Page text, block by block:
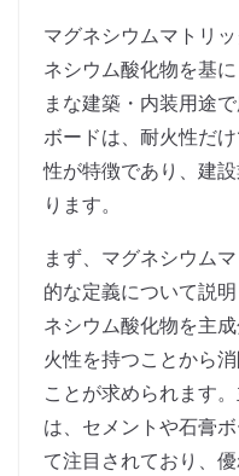
マグネシウムマトリ
ネシウム酸化物を基
まな建築・内装用途
ボードは、耐火性だ
性が特徴であり、建
ります。
まず、マグネシウム
的な定義について説
ネシウム酸化物を主
火性を持つことから
ことが求められます
は、セメントや石膏
て注目されており、